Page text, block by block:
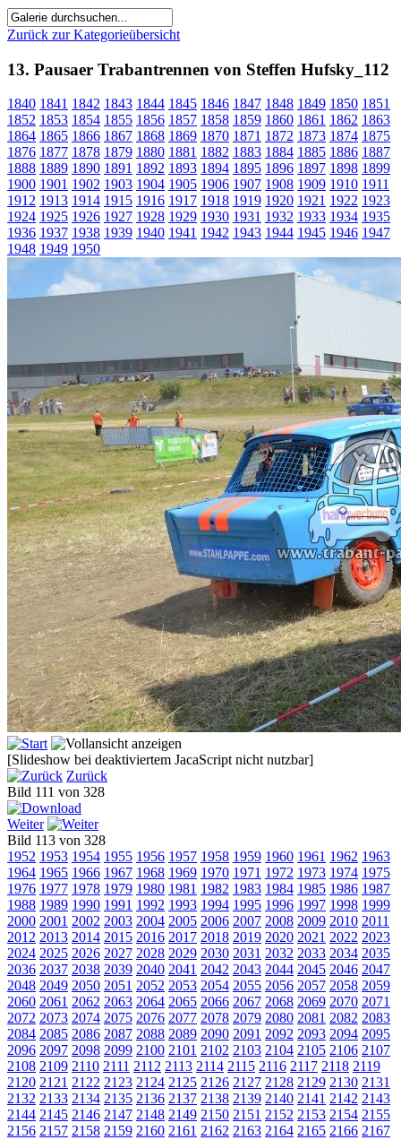
Zurück zur Kategorieübersicht
13. Pausaer Trabantrennen von Steffen Hufsky_112
1840 1841 1842 1843 1844 1845 1846 1847 1848 1849 1850 1851
1852 1853 1854 1855 1856 1857 1858 1859 1860 1861 1862 1863
1864 1865 1866 1867 1868 1869 1870 1871 1872 1873 1874 1875
1876 1877 1878 1879 1880 1881 1882 1883 1884 1885 1886 1887
1888 1889 1890 1891 1892 1893 1894 1895 1896 1897 1898 1899
1900 1901 1902 1903 1904 1905 1906 1907 1908 1909 1910 1911
1912 1913 1914 1915 1916 1917 1918 1919 1920 1921 1922 1923
1924 1925 1926 1927 1928 1929 1930 1931 1932 1933 1934 1935
1936 1937 1938 1939 1940 1941 1942 1943 1944 1945 1946 1947
1948 1949 1950
[Slideshow bei deaktiviertem JacaScript nicht nutzbar]
Zurück
Bild 111 von 328
Weiter
Bild 113 von 328
1952 1953 1954 1955 1956 1957 1958 1959 1960 1961 1962 1963
1964 1965 1966 1967 1968 1969 1970 1971 1972 1973 1974 1975
1976 1977 1978 1979 1980 1981 1982 1983 1984 1985 1986 1987
1988 1989 1990 1991 1992 1993 1994 1995 1996 1997 1998 1999
2000 2001 2002 2003 2004 2005 2006 2007 2008 2009 2010 2011
2012 2013 2014 2015 2016 2017 2018 2019 2020 2021 2022 2023
2024 2025 2026 2027 2028 2029 2030 2031 2032 2033 2034 2035
2036 2037 2038 2039 2040 2041 2042 2043 2044 2045 2046 2047
2048 2049 2050 2051 2052 2053 2054 2055 2056 2057 2058 2059
2060 2061 2062 2063 2064 2065 2066 2067 2068 2069 2070 2071
2072 2073 2074 2075 2076 2077 2078 2079 2080 2081 2082 2083
2084 2085 2086 2087 2088 2089 2090 2091 2092 2093 2094 2095
2096 2097 2098 2099 2100 2101 2102 2103 2104 2105 2106 2107
2108 2109 2110 2111 2112 2113 2114 2115 2116 2117 2118 2119
2120 2121 2122 2123 2124 2125 2126 2127 2128 2129 2130 2131
2132 2133 2134 2135 2136 2137 2138 2139 2140 2141 2142 2143
2144 2145 2146 2147 2148 2149 2150 2151 2152 2153 2154 2155
2156 2157 2158 2159 2160 2161 2162 2163 2164 2165 2166 2167